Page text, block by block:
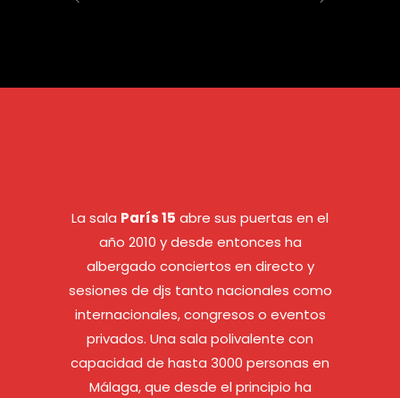
La sala París 15 abre sus puertas en el
año 2010 y desde entonces ha
albergado conciertos en directo y
sesiones de djs tanto nacionales como
internacionales, congresos o eventos
privados. Una sala polivalente con
capacidad de hasta 3000 personas en
Málaga, que desde el principio ha